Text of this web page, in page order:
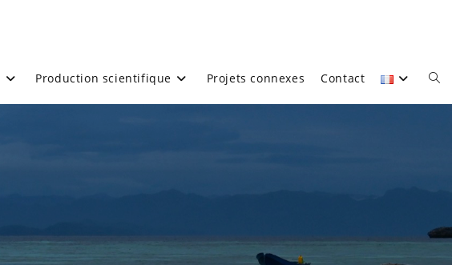
Production scientifique Projets connexes Contact